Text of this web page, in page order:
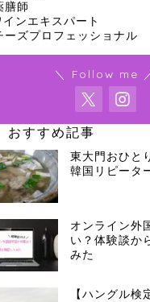
膳師
ンエキスパート
ーズプロフェッショナル
＼ Follow me
すすめ記事
東大門おひと
韓国リピータ
オンライン外
い？体験談か
みた
【ハングル検